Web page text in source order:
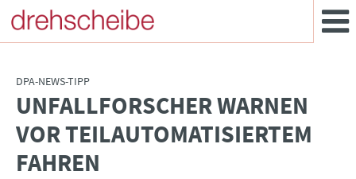
DPA-NEWS-TIPP
:UNFALLFORSCHER WARNEN
VOR TEILAUTOMATISIERTEM
FAHREN